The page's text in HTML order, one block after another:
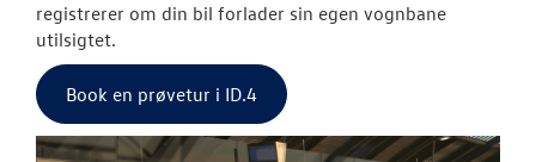
registrerer om din bil forlader sin egen vognbane
utilsigtet.
Book en prøvetur i ID.4